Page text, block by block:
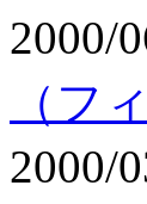
2000/
（フ
2000/